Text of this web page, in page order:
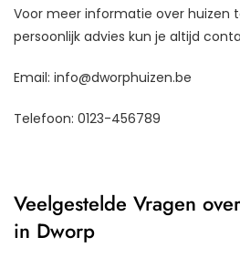
Voor meer informatie over huizen
persoonlijk advies kun je altijd
Email: info@dworphuizen.be
Telefoon: 0123-456789
Veelgestelde Vragen
in Dworp